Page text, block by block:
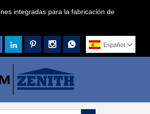
integradas para la fabricación de
    Español 